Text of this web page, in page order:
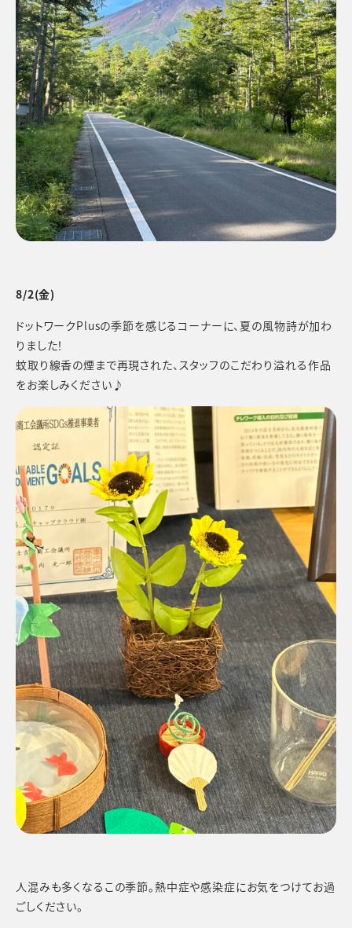
8/2(金)
ドットワークPlusの季節を感じるコーナーに、夏の風物詩が加わ
りました！
蚊取り線香の煙まで再現された、スタッフのこだわり溢れる作品
をお楽しみください♪
人混みも多くなるこの季節。熱中症や感染症にお気をつけてお過
ごしください。